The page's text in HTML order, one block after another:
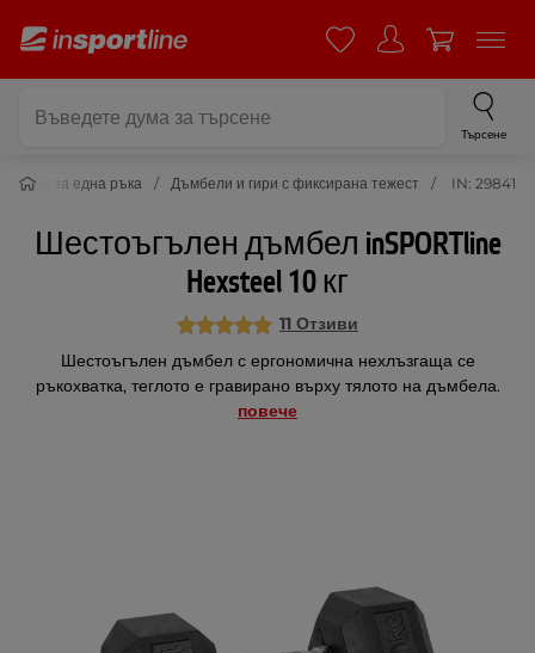
Търсене
гири за една ръка Дъмбели и гири с фиксирана тежест IN: 29841
Шестоъгълен дъмбел inSPORTline
Hexsteel 10 кг
11 Отзиви
Шестоъгълен дъмбел с ергономична нехлъзгаща се
ръкохватка, теглото е гравирано върху тялото на дъмбела.
повече